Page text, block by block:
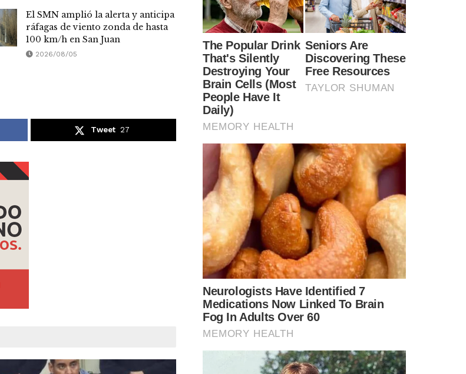
El SMN amplió la alerta y anticipa
ráfagas de viento zonda de hasta
100 km/h en San Juan
2026/08/05
Tweet 27